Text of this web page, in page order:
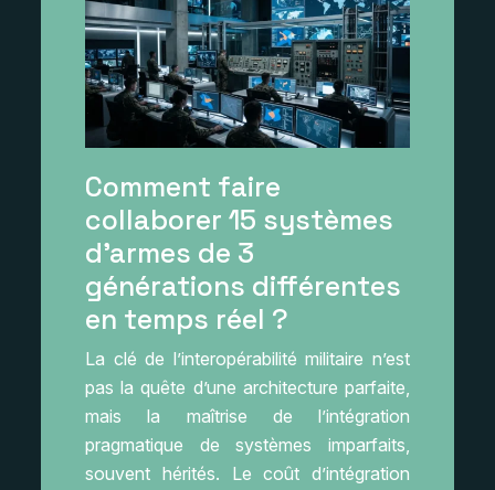
Comment faire
collaborer 15 systèmes
d’armes de 3
générations différentes
en temps réel ?
La clé de l’interopérabilité militaire n’est
pas la quête d’une architecture parfaite,
mais la maîtrise de l’intégration
pragmatique de systèmes imparfaits,
souvent hérités. Le coût d’intégration